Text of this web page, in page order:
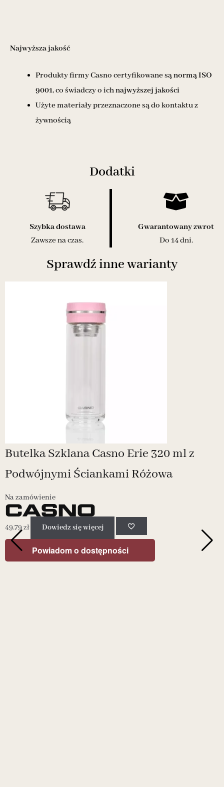
Najwyższa jakość
Produkty firmy Casno certyfikowane sąnormą ISO
9001, co świadczy o ichnajwyższej jakości
Użyte materiały przeznaczone są do kontaktu z
żywnością
Dodatki
Szybka dostawa
Zawsze na czas.
Gwarantowany zwrot
Do 14 dni.
Sprawdź inne warianty
Butelka Szklana Casno Erie 320 ml z
Podwójnymi Ściankami Różowa
Na zamówienie
49.79zł Dowiedz się więcej
Powiadom o dostępności